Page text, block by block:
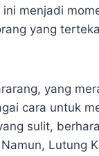
menjadi
yang
yang
cara untuk
sulit,
Lutung